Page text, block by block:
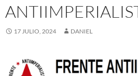
17 JULIO, 2024 DANIEL